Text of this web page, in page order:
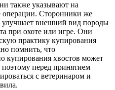
также указывают на
Сторонники же
улучшает внешний вид породы
при охоте или игре. Они
практику купирования
помнить, что
купирования хвостов может
поэтому перед принятием
с ветеринаром и